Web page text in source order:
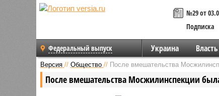
№29 от
Подписка
Федеральный выпуск Украина Власть
Версия // Общество // После вмешательства
После вмешательства Мосжилинспекции